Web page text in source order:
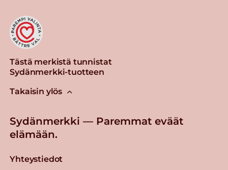
Tästä merkistä tunnistat
Sydänmerkki-tuotteen
Takaisin ylös
Sydänmerkki — Paremmat eväät
elämään.
Yhteystiedot